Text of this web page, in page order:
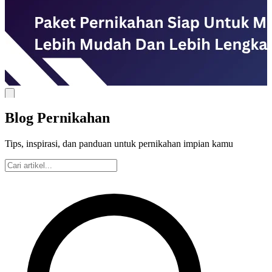
Blog Pernikahan
Tips, inspirasi, dan panduan untuk pernikahan impian kamu